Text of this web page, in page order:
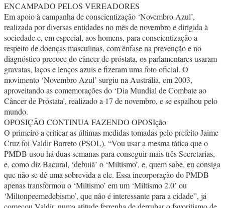
ENCAMPADO PELOS VEREADORES
Em apoio à campanha de conscientização ‘Novembro Azul’,
realizada por diversas entidades no mês de novembro e dirigida à
sociedade e, em especial, aos homens, para conscientização a
respeito de doenças masculinas, com ênfase na prevenção e no
diagnóstico precoce do câncer de próstata, os parlamentares usaram
gravatas, laços e lenços azuis e fizeram uma foto oficial. O
movimento ‘Novembro Azul’ surgiu na Austrália, em 2003,
aproveitando as comemorações do ‘Dia Mundial de Combate ao
Câncer de Próstata’, realizado a 17 de novembro, e se espalhou pelo
mundo.
OPOSIÇÃO CONTINUA FAZENDO OPOSIção
O primeiro a criticar as últimas medidas tomadas pelo prefeito Jaime
Cruz foi Valdir Barreto (PSOL). “Vou usar a mesma tática que o
PMDB usou há duas semanas para conseguir mais três Secretarias,
e, como diz Bacural, ‘debuiá’ o ‘Miltismo’, e, quem sabe, eu consiga
que não se dê uma sobrevida a ele. Essa incorporação do PMDB
apenas transformou o ‘Miltismo’ em um ‘Miltismo 2.0’ ou
‘Miltonpeemedebismo’, que não é interessante para a cidade”, já